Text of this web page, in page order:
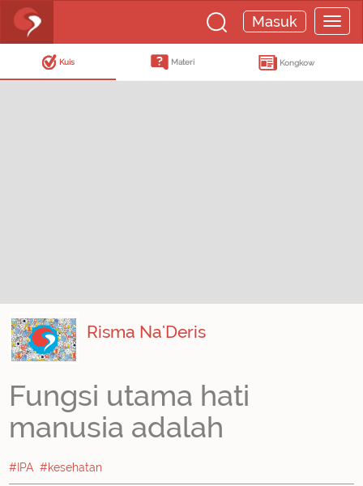
Masuk
Kuis Materi Kongkow
Risma Na'Deris
Fungsi utama hati
manusia adalah
#IPA #kesehatan